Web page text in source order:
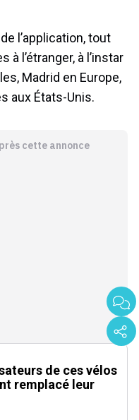
l’application, tout
l’étranger, à l’instar
Madrid en Europe,
aux États-Unis.
cette annonce
de ces vélos
remplacé leur